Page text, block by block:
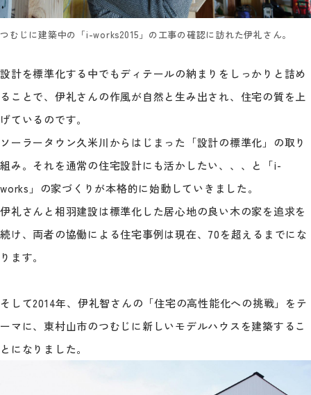
つむじに建築中の「i-works2015」の工事の確認に訪れた伊礼さん。
設計を標準化する中でもディテールの納まりをしっかりと詰め
ることで、伊礼さんの作風が自然と生み出され、住宅の質を上
げているのです。
ソーラータウン久米川からはじまった「設計の標準化」の取り
組み。それを通常の住宅設計にも活かしたい、、、と「i-
works」の家づくりが本格的に始動していきました。
伊礼さんと相羽建設は標準化した居心地の良い木の家を追求を
続け、両者の協働による住宅事例は現在、70を超えるまでにな
ります。
そして2014年、伊礼智さんの「住宅の高性能化への挑戦」をテ
ーマに、東村山市のつむじに新しいモデルハウスを建築するこ
とになりました。